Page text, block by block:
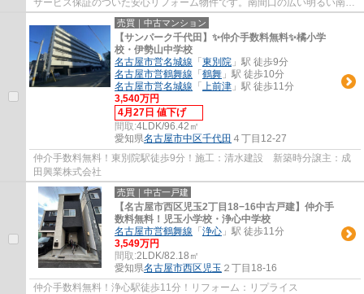
サービス保証のついた安心リフォーム物件です。南間口の広い明るい南東
角部屋
売買｜中古マンション
【サンパーク千代田】✨️仲介手数料無料✨️橘小学
校・伊勢山中学校
名古屋市営名城線 「 東別院 」駅 徒歩9分
名古屋市営鶴舞線 「 鶴舞 」駅 徒歩10分
名古屋市営名城線 「 上前津 」駅 徒歩11分
3,540万円
4月27日 値下げ
間取:4LDK/96.42㎡
愛知県名古屋市中区千代田 ４丁目12-27
仲介手数料無料！東別院駅徒歩9分！施工：清水建設 新築時分譲主：成
田興業株式会社
売買｜中古一戸建
【名古屋市西区児玉2丁目18−16中古戸建】仲介手
数料無料！児玉小学校・浄心中学校
名古屋市営鶴舞線 「 浄心 」駅 徒歩11分
3,549万円
間取:2LDK/82.18㎡
愛知県名古屋市西区 児玉 ２丁目18-16
仲介手数料無料！浄心駅徒歩11分！リフォーム：リプライス